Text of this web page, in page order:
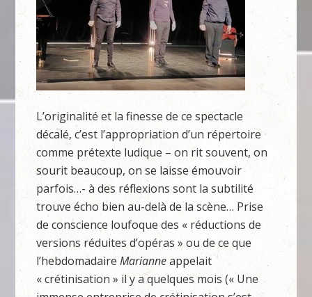
L’originalité et la finesse de ce spectacle
décalé, c’est l’appropriation d’un répertoire
comme prétexte ludique – on rit souvent, on
sourit beaucoup, on se laisse émouvoir
parfois…- à des réflexions sont la subtilité
trouve écho bien au-delà de la scène… Prise
de conscience loufoque des « réductions de
versions réduites d’opéras » ou de ce que
l’hebdomadaireMarianneappelait
« crétinisation » il y a quelques mois (« Une